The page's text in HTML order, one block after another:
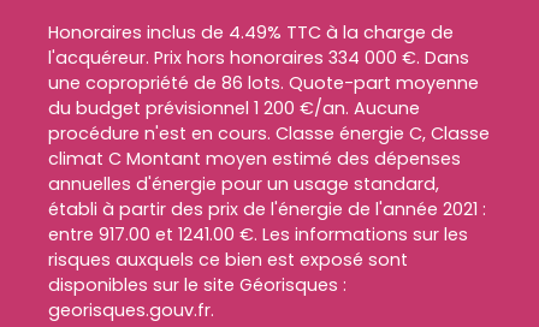
Honoraires inclus de 4.49% TTC à la charge de
l'acquéreur. Prix hors honoraires 334 000 €. Dans
une copropriété de 86 lots. Quote-part moyenne
du budget prévisionnel 1 200 €/an. Aucune
procédure n'est en cours. Classe énergie C, Classe
climat C Montant moyen estimé des dépenses
annuelles d'énergie pour un usage standard,
établi à partir des prix de l'énergie de l'année 2021 :
entre 917.00 et 1241.00 €. Les informations sur les
risques auxquels ce bien est exposé sont
disponibles sur le site Géorisques :
georisques.gouv.fr.